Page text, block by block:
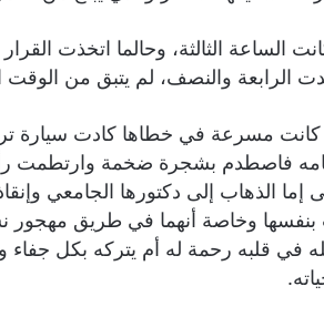
الثالثة، وحالما اتخذت القرار
الرابعة والنصف، لم يتبق من
مسرعة في خطاها كادت سيارة
فاصطدم بشجرة ضخمة وارتطمت
إما الذهاب إلى دكتورها الجامعي
وخاصة أنهما في طريق مهجور
في قلبه رحمة له أم يتركه بكل